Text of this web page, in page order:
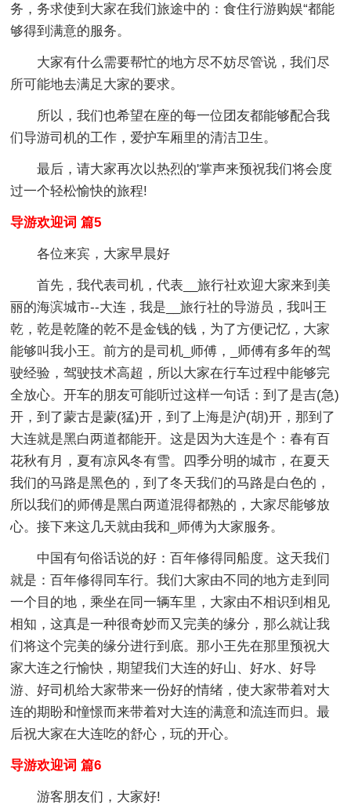
务，务求使到大家在我们旅途中的：食住行游购娱“都能
够得到满意的服务。
大家有什么需要帮忙的地方尽不妨尽管说，我们尽
所可能地去满足大家的要求。
所以，我们也希望在座的每一位团友都能够配合我
们导游司机的工作，爱护车厢里的清洁卫生。
最后，请大家再次以热烈的'掌声来预祝我们将会度
过一个轻松愉快的旅程!
导游欢迎词 篇5
各位来宾，大家早晨好
首先，我代表司机，代表__旅行社欢迎大家来到美
丽的海滨城市--大连，我是__旅行社的导游员，我叫王
乾，乾是乾隆的乾不是金钱的钱，为了方便记忆，大家
能够叫我小王。前方的是司机_师傅，_师傅有多年的驾
驶经验，驾驶技术高超，所以大家在行车过程中能够完
全放心。开车的朋友可能听过这样一句话：到了是吉(急)
开，到了蒙古是蒙(猛)开，到了上海是沪(胡)开，那到了
大连就是黑白两道都能开。这是因为大连是个：春有百
花秋有月，夏有凉风冬有雪。四季分明的城市，在夏天
我们的马路是黑色的，到了冬天我们的马路是白色的，
所以我们的师傅是黑白两道混得都熟的，大家尽能够放
心。接下来这几天就由我和_师傅为大家服务。
中国有句俗话说的好：百年修得同船度。这天我们
就是：百年修得同车行。我们大家由不同的地方走到同
一个目的地，乘坐在同一辆车里，大家由不相识到相见
相知，这真是一种很奇妙而又完美的缘分，那么就让我
们将这个完美的缘分进行到底。那小王先在那里预祝大
家大连之行愉快，期望我们大连的好山、好水、好导
游、好司机给大家带来一份好的情绪，使大家带着对大
连的期盼和憧憬而来带着对大连的满意和流连而归。最
后祝大家在大连吃的舒心，玩的开心。
导游欢迎词 篇6
游客朋友们，大家好!